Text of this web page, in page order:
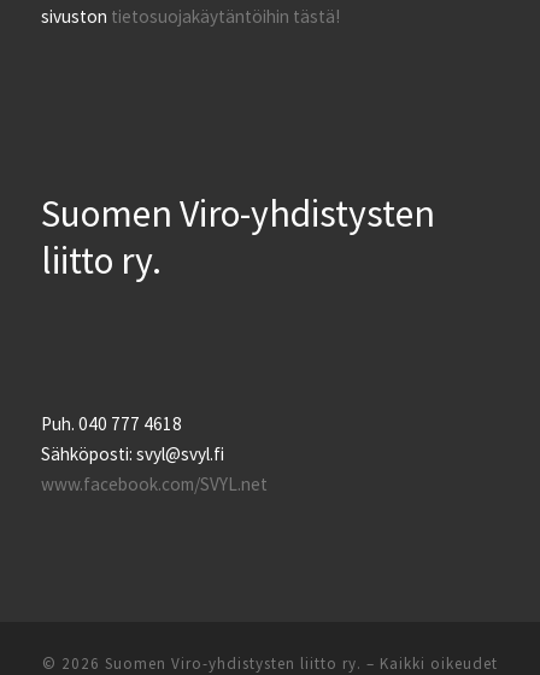
sivuston tietosuojakäytäntöihin tästä!
Suomen Viro-yhdistysten
liitto ry.
Puh. 040 777 4618
Sähköposti: svyl@svyl.fi
www.facebook.com/SVYL.net
© 2026 Suomen Viro-yhdistysten liitto ry. – Kaikki oikeudet